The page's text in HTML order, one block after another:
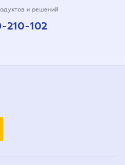
и решений
210-102